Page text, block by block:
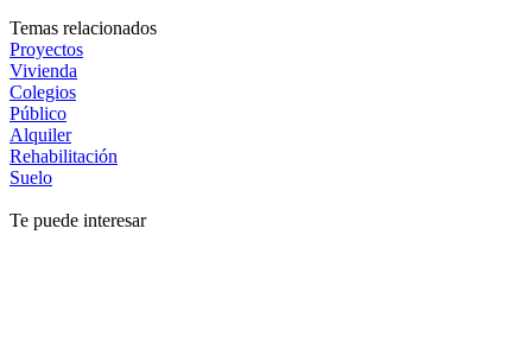
Temas relacionados
Proyectos
Vivienda
Colegios
Público
Alquiler
Rehabilitación
Suelo
Te puede interesar